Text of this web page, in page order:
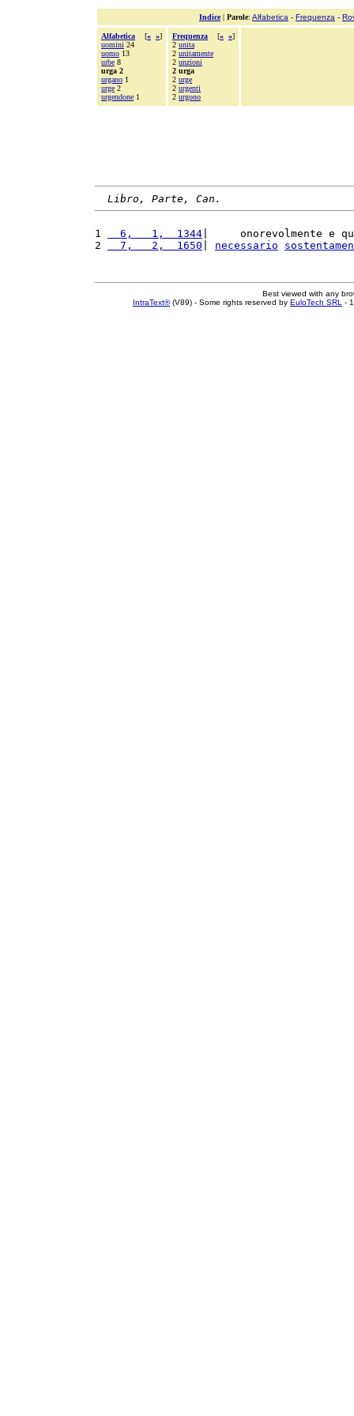
Indice| Parole: Alfabetica - Frequenza -
Alfabetica [« »]
uomini 24
uomo 13
urbe 8
urga 2
urgano 1
urge 2
urgendone 1
Frequenza [« »]
2 unita
2 unitamente
2 unzioni
2 urga
2 urge
2 urgenti
2 urgono
Libro, Parte, Can.
1
  6,   1,  1344
|     onorevolmente e
2
  7,   2,  1650
necessario
Best viewed with any
IntraText®(V89) - Some rights reserved by EuloTech SRL -